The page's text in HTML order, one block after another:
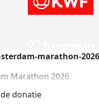
marathon-
Marathon 2026
2026